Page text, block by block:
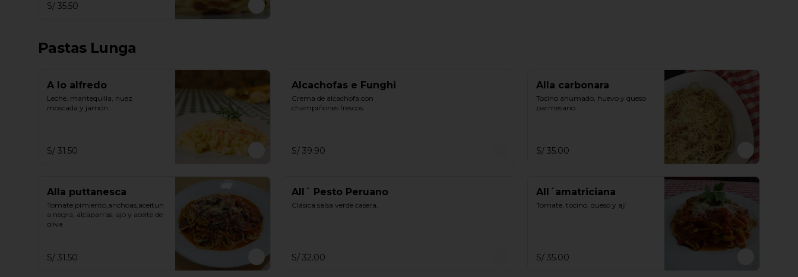
S/ 35.50
Pastas Lunga
A lo alfredo
Leche, mantequilla, nuez
moscada y jamón.
S/ 31.50
Alcachofas e Funghi
Crema de alcachofa con
champiñones frescos.
S/ 39.90
Alla carbonara
Tocino ahumado, huevo y queso
parmesano
S/ 35.00
Alla puttanesca
Tomate,pimiento,anchoas,aceitun
a negra, alcaparras, ajo y aceite de
oliva
S/ 31.50
All´ Pesto Peruano
Clásica salsa verde casera,
S/ 32.00
All´amatriciana
Tomate, tocino, queso y ají
S/ 35.00